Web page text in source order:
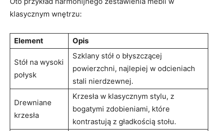
klasycznym wnętrzu:
Element Opis
Stół‌ na wysoki
połysk
Szklany​ stół​ o błyszczącej
powierzchni, najlepiej w odcieniach
‍stali nierdzewnej.
Drewniane
krzesła
Krzesła w klasycznym ‍stylu, z
bogatymi‌ zdobieniami, które
kontrastują z⁢ gładkością stołu.